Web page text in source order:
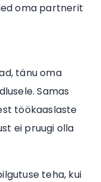
oma partnerit
tänu oma
Samas
töökaaslaste
ei pruugi olla
teha, kui